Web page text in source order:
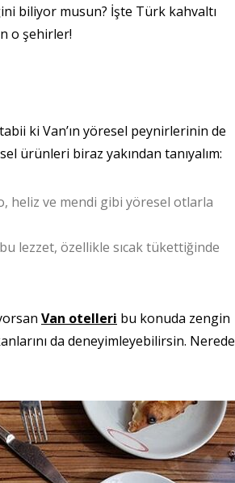
biliyor musun? İşte Türk kahvaltı
o şehirler!
ki Van’ın yöresel peynirlerinin de
ürünleri biraz yakından tanıyalım:
heliz ve mendi gibi yöresel otlarla
lezzet, özellikle sıcak tükettiğinde
Van otelleri bu konuda zengin
da deneyimleyebilirsin. Nerede